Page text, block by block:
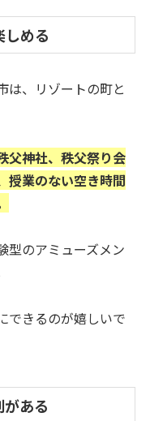
める
は、リゾートの町と
父神社、秩父祭り会
授業のない空き時間
型のアミューズメン
できるのが嬉しいで
ある